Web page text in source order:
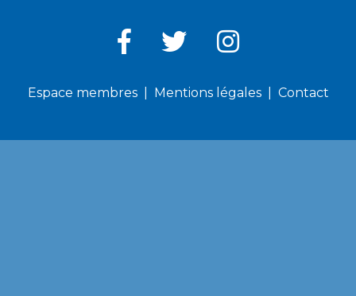
Espace membres Mentions légales Contact